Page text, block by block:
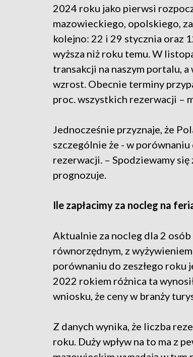
2024 roku jako pierwsi
mazowieckiego, opolskiego,
kolejno: 22 i 29 stycznia oraz
wyższa niż roku temu. W
transakcji na naszym portalu,
wzrost. Obecnie terminy
proc. wszystkich rezerwacji –
Jednocześnie przyznaje, że
szczególnie że - w
rezerwacji. – Spodziewamy
prognozuje.
Ile zapłacimy za nocleg na
Aktualnie za nocleg dla 2
równorzędnym, z
porównaniu do zeszłego roku
2022 rokiem różnica ta
wniosku, że ceny w branży
Z danych wynika, że liczba
roku. Duży wpływ na to ma z